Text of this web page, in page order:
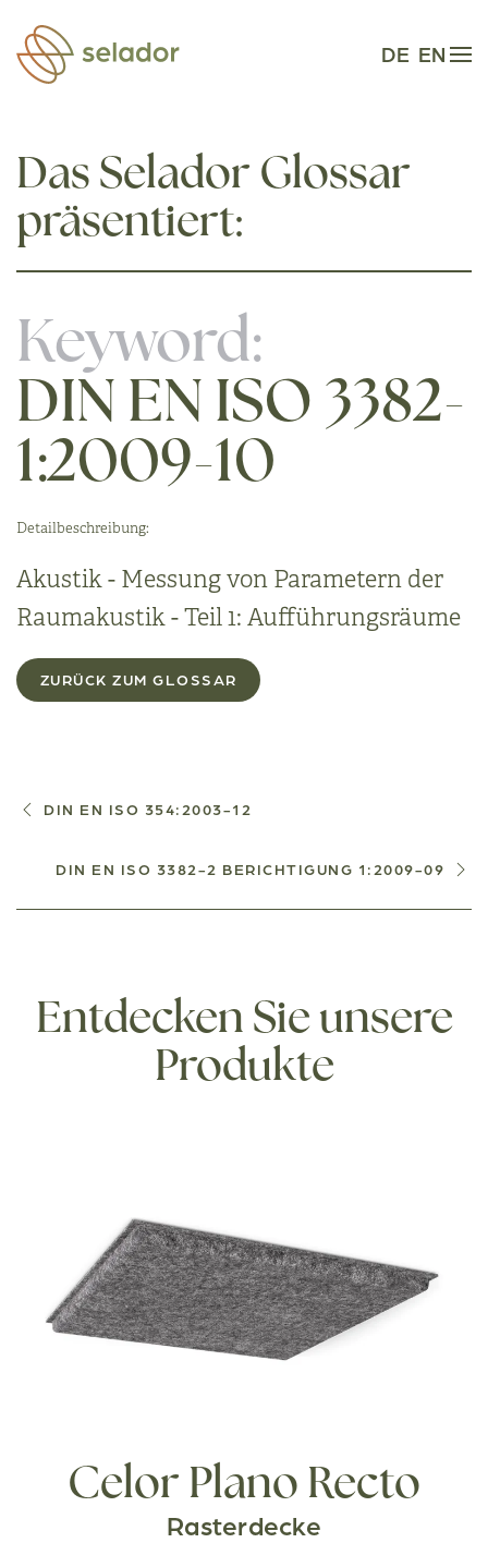
Zum Hauptinhalt springen DE EN
Das Selador Glossar
präsentiert:
Keyword:
DIN EN ISO 3382-
1:2009-10
Detailbeschreibung:
Akustik - Messung von Parametern der
Raumakustik - Teil 1: Aufführungsräume
ZURÜCK ZUM GLOSSAR
DIN EN ISO 354:2003-12
DIN EN ISO 3382-2 BERICHTIGUNG 1:2009-09
Entdecken Sie unsere
Produkte
Celor Plano Recto
Rasterdecke